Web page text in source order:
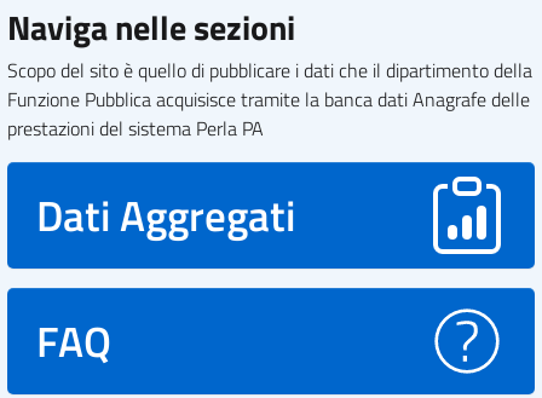
Naviga nelle sezioni
Scopo del sito è quello di pubblicare i dati che il dipartimento della
Funzione Pubblica acquisisce tramite la banca dati Anagrafe delle
prestazioni del sistema Perla PA
Dati Aggregati
FAQ